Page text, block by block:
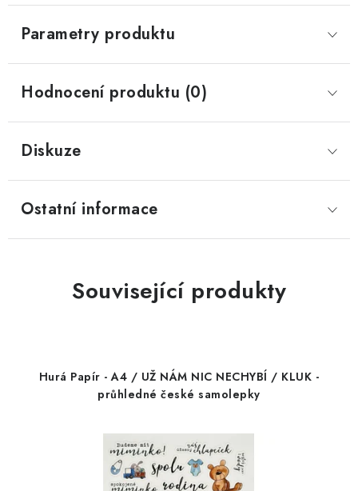
Parametry produktu
Hodnocení produktu (0)
Diskuze
Ostatní informace
Související produkty
Hurá Papír - A4 / UŽ NÁM NIC NECHYBÍ / KLUK -
průhledné české samolepky